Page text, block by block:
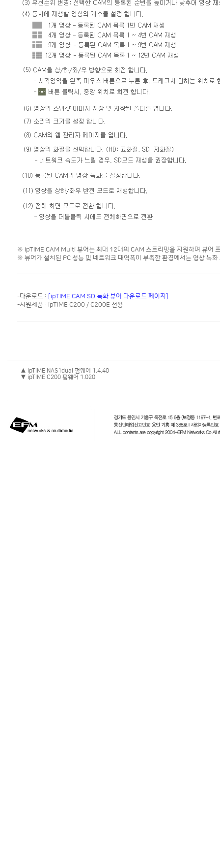
※ ipTIME CAM Multi 뷰어는 최대 12대의 CAM 스트리밍을 지원하며 뷰어
※ 뷰어가 설치된 PC 성능 및 네트워크 대역폭이 부족한 환경에서는 영상 녹
-다운로드 :
[ipTIME CAM SD 녹화 뷰어 다운로드 페이지]
-지원제품 : ipTIME C200 / C200E 전용
▲ ipTIME NAS1dual 펌웨어 1.4.40
▼ ipTIME C200 펌웨어 1.020